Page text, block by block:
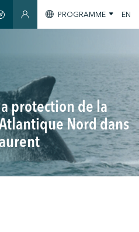
GUIDE INTELLIGENT
SECTION MEMBRES
PROGRAMME EN
protection de la
Nord dans